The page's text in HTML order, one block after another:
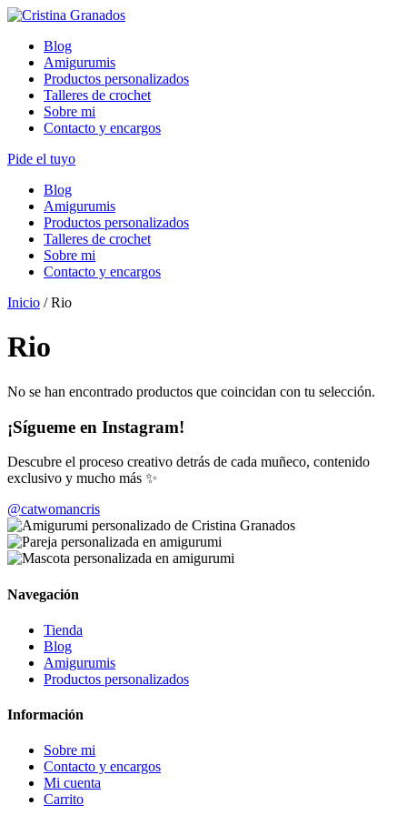
Skip
contentBlog
Amigurumis
Productos personalizados
Talleres de crochet
Sobre mi
Contacto y encargos
Pide el tuyo
Blog
Amigurumis
Productos personalizados
Talleres de crochet
Sobre mi
Contacto y encargos
Inicio / Rio
Rio
No se han encontrado productos que coincidan con tu selección.
¡Sígueme en Instagram!
Descubre el proceso creativo detrás de cada muñeco, contenido
exclusivo y mucho más ✨
@catwomancris
Navegación
Tienda
Blog
Amigurumis
Productos personalizados
Información
Sobre mi
Contacto y encargos
Mi cuenta
Carrito